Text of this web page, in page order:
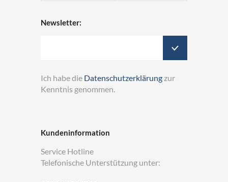
Kundeninformation
Service Hotline
Telefonische Unterstützung unter:
Newsletter:
Ich habe die Datenschutzerklärung zur
Kenntnis genommen.